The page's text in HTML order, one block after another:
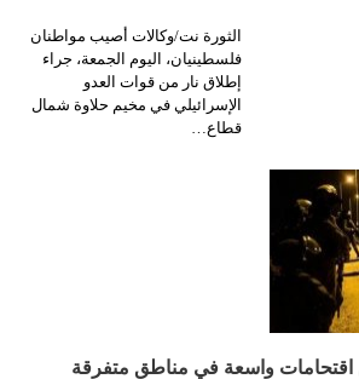
الثورة نت/وكالات أصيب مواطنان
فلسطينيان، اليوم الجمعة، جراء
إطلاق نار من قوات العدو
الإسرائيلي في مخيم حلاوة شمال
قطاع…
اقتحامات واسعة في مناطق متفرقة